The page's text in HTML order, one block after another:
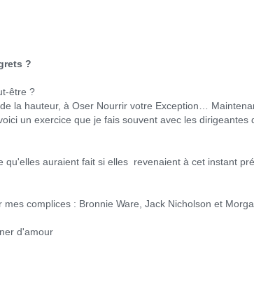
?
être ?
la hauteur, à Oser Nourrir votre Exception…
un exercice que je fais souvent avec les
auraient fait si elles revenaient à cet instant
complices : Bronnie Ware, Jack Nicholson et
d'amour